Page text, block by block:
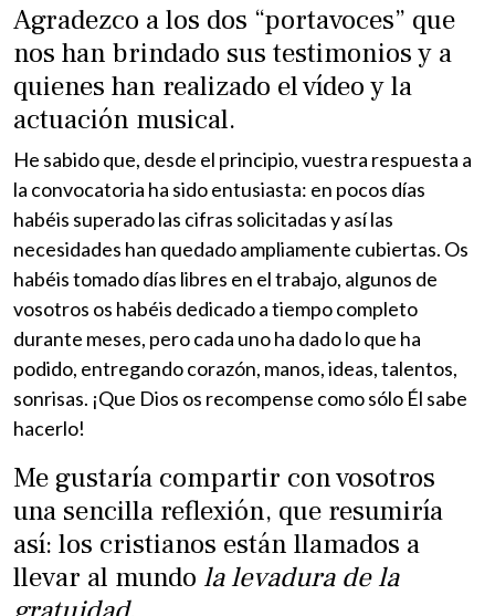
Agradezco a los dos “portavoces” que
nos han brindado sus testimonios y a
quienes han realizado el vídeo y la
actuación musical.
He sabido que, desde el principio, vuestra respuesta a
la convocatoria ha sido entusiasta: en pocos días
habéis superado las cifras solicitadas y así las
necesidades han quedado ampliamente cubiertas. Os
habéis tomado días libres en el trabajo, algunos de
vosotros os habéis dedicado a tiempo completo
durante meses, pero cada uno ha dado lo que ha
podido, entregando corazón, manos, ideas, talentos,
sonrisas. ¡Que Dios os recompense como sólo Él sabe
hacerlo!
Me gustaría compartir con vosotros
una sencilla reflexión, que resumiría
así: los cristianos están llamados a
llevar al mundo la levadura de la